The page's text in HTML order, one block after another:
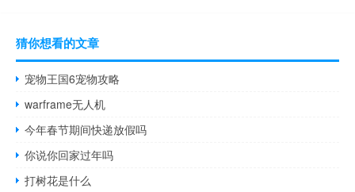
猜你想看的文章
宠物王国6宠物攻略
warframe无人机
今年春节期间快递放假吗
你说你回家过年吗
打树花是什么